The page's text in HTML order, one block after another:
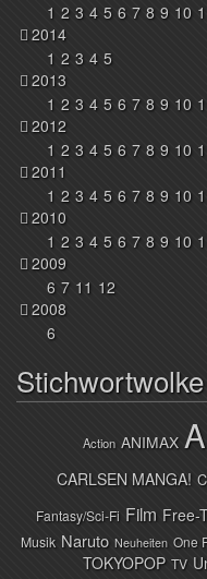
1 2 3 4 5 6 7 8 9 10
2014
1 2 3 4 5
2013
1 2 3 4 5 6 7 8 9 10
2012
1 2 3 4 5 6 7 8 9 10
2011
1 2 3 4 5 6 7 8 9 10
2010
1 2 3 4 5 6 7 8 9 10
2009
6 7 11 12
2008
6
Stichwortwolke
Action ANIMAX
CARLSEN MANGA!
Fantasy/Sci-Fi Film Free-
Musik Naruto Neuheiten One
TOKYOPOP TV